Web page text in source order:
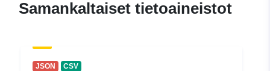
Luetteloluetteloa
Lisätty dataan.europa.eu:
Samankaltaiset tietoaineistot
JSON CSV